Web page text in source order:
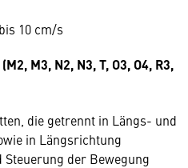
10 cm/s
M3, N2, N3, T, O3, O4, R3,
die getrennt in Längs- und
in Längsrichtung
der Bewegung